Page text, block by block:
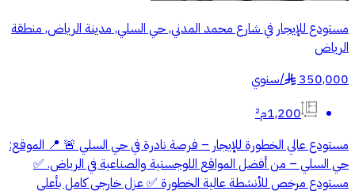
مستودع للإيجار في شارع محمد المدني, حي السلي, مدينة الرياض, منطقة
الرياض
350,000
§
/سنوي
1,200م²
مستودع عالي الخطورة للإيجار – فرصة نادرة في حي السلي 🚨 📍 الموقع:
حي السلي – من أفضل المواقع اللوجستية والصناعية في الرياض. ✅
مستودع مرخص للأنشطة عالية الخطورة ✅ عزل خارجي كامل بأعلى